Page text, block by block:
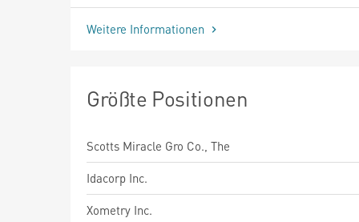
Weitere Informationen
Größte Positionen
Scotts Miracle Gro Co., The
Idacorp Inc.
Xometry Inc.